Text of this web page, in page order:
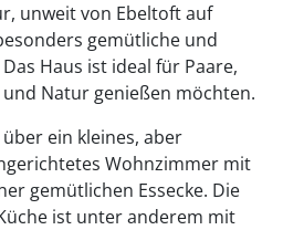
unweit von Ebeltoft auf
gemütliche und
Haus ist ideal für Paare,
Natur genießen möchten.
ein kleines, aber
Wohnzimmer mit
gemütlichen Essecke. Die
ist unter anderem mit